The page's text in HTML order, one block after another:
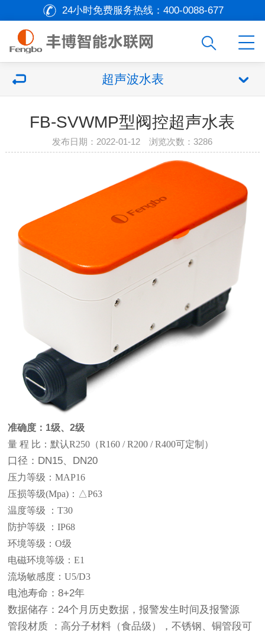
24小时免费服务热线： 400-0088-677
超声波水表
FB-SVWMP型阀控超声水表
发布日期：2022-01-12 浏览次数：3286
准确度：1级、2级
量 程 比：默认R250（R160 / R200 / R400可定制）
口径：DN15、DN20
压力等级：MAP16
压损等级(Mpa)：△P63
温度等级 ：T30
防护等级 ：IP68
环境等级：O级
电磁环境等级：E1
流场敏感度：U5/D3
电池寿命：8+2年
数据储存：24个月历史数据，报警发生时间及报警源
管段材质 ：高分子材料（食品级），不锈钢、铜管段可